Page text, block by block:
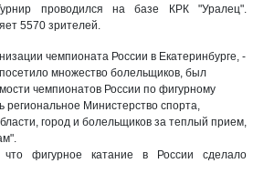
проводился на базе КРК "Уралец".
5570 зрителей.
чемпионата России в Екатеринбурге, -
множество болельщиков, был
чемпионатов России по фигурному
региональное Министерство спорта,
город и болельщиков за теплый прием,
что фигурное катание в России сделало